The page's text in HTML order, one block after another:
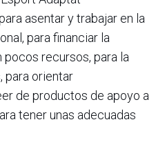
asentar y trabajar en la
para financiar la
recursos, para la
para orientar
de productos de apoyo a
tener unas adecuadas